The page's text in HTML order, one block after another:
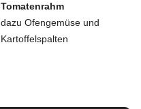
Tomatenrahm
dazu Ofengemüse und
Kartoffelspalten